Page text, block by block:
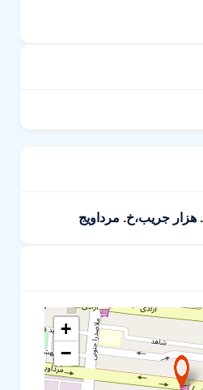
هزار جریب،خ. مرداویج
+
−